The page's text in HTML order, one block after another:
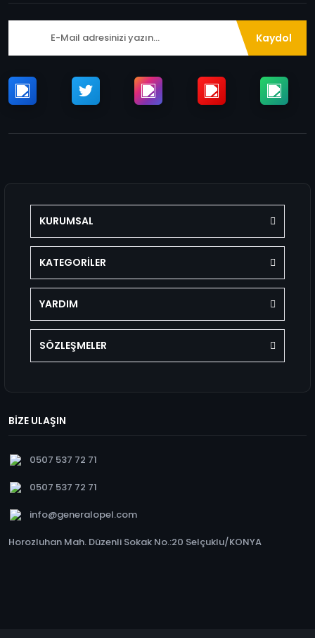
Kaydol
KURUMSAL
KATEGORİLER
YARDIM
SÖZLEŞMELER
BİZE ULAŞIN
0507 537 72 71
0507 537 72 71
info@generalopel.com
Horozluhan Mah. Düzenli Sokak No.:20 Selçuklu/KONYA